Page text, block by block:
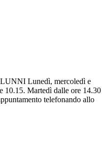
Lunedì, mercoledì e
10.15. Martedì dalle ore 14.30
telefonando allo